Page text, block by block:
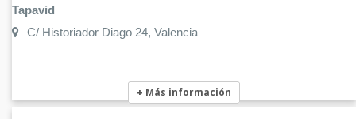
Tapavid
C/ Historiador Diago 24, Valencia
+ Más información